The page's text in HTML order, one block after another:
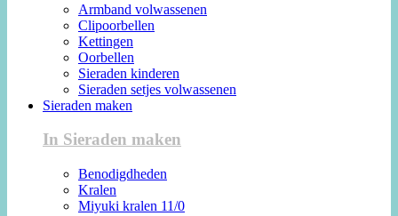
Armband volwassenen
Clipoorbellen
Kettingen
Oorbellen
Sieraden kinderen
Sieraden setjes volwassenen
Sieraden maken
In Sieraden maken
Benodigdheden
Kralen
Miyuki kralen 11/0